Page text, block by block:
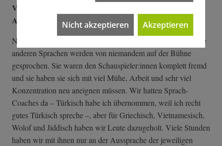
Vietnamesisch, Wolof und Jiddisch. Sprechen die vier
Akteur:innen diese Sprachen?
Nein. Wir haben ein englisches Lied dabei – "Nothing" –, alle
anderen Sprachen werden von niemandem auf der Bühne
gesprochen. Sie waren den Schauspieler:innen komplett fremd
und sie haben sie sich mit viel Mühe, Arbeit und sehr viel
Konzentration neu aneignen müssen. Wir hatten Sprach-
Coaches da – Türkisch habe ich übernommen, weil ich recht
gutes Türkisch spreche –, aber für Griechisch, Vietnamesisch,
Wolof und Jiddisch haben wir Leute dazugeholt. Viele Stunden
haben wir mit ihnen nur an der Aussprache der jeweiligen
Nicht akzeptieren Akzeptieren